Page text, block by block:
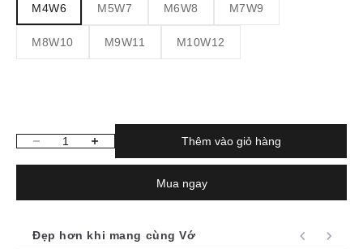
M4W6 M5W7 M6W8 M7W9
M8W10 M9W11 M10W12
Giảm số lượngTăng số lượng Thêm vào giỏ hàng
Mua ngay
Đẹp hơn khi mang cùng Vớ